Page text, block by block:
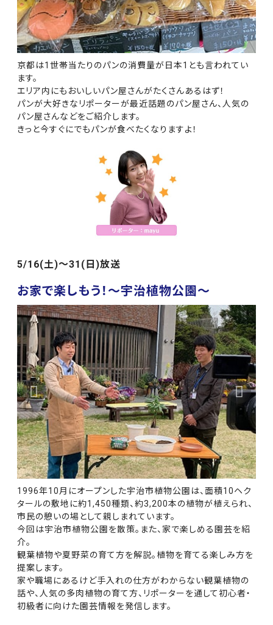
京都は1世帯当たりのパンの消費量が日本1とも言われてい
ます。
エリア内にもおいしいパン屋さんがたくさんあるはず！
パンが大好きなリポーターが最近話題のパン屋さん、人気の
パン屋さんなどをご紹介します。
きっと今すぐにでもパンが食べたくなりますよ！
5/16(土)〜31(日)放送
お家で楽しもう！〜宇治植物公園〜
1996年10月にオープンした宇治市植物公園は、面積10ヘク
タールの敷地に約1,450種類、約3,200本の植物が植えられ、
市民の憩いの場として親しまれています。
今回は宇治市植物公園を散策。また、家で楽しめる園芸を紹
介。
観葉植物や夏野菜の育て方を解説。植物を育てる楽しみ方を
提案します。
家や職場にあるけど手入れの仕方がわからない観葉植物の
話や、人気の多肉植物の育て方、リポーターを通して初心者・
初級者に向けた園芸情報を発信します。